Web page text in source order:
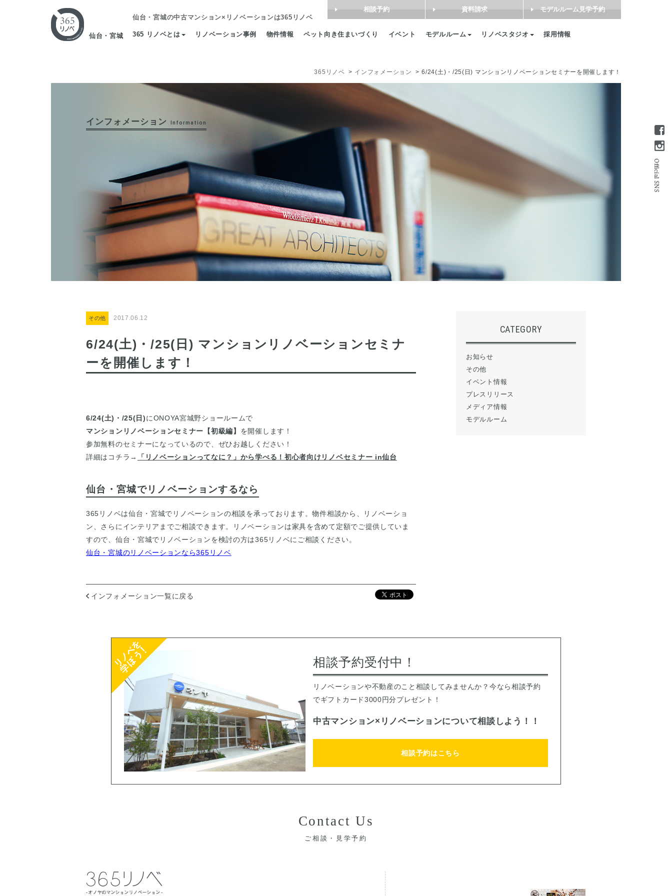
仙台・宮城
仙台・宮城の中古マンション×リノベーションは365リノベ
365 リノベとは リノベーション事例 物件情報 ペット向き住まいづくり イベント モデルルーム リノベスタジオ 採用情報
相談予約 資料請求 モデルルーム見学予約
365リノベ インフォメーション 6/24(土)・/25(日) マンションリノベーションセミナーを開催します！
インフォメーション Information
その他 2017.06.12
6/24(土)・/25(日) マンションリノベーションセミナ
ーを開催します！
6/24(土)・/25(日)にONOYA宮城野ショールームで
マンションリノベーションセミナー【初級編】 を開催します！
参加無料のセミナーになっているので、ぜひお越しください！
詳細はコチラ→
「リノベーションってなに？」から学べる！初心者向けリノベセミナー in仙台
仙台・宮城でリノベーションするなら
365リノベは仙台・宮城でリノベーションの相談を承っております。物件相談から、リノベーショ
ン、さらにインテリアまでご相談できます。リノベーションは家具を含めて定額でご提供していま
すので、仙台・宮城でリノベーションを検討の方は365リノベにご相談ください。
仙台・宮城のリノベーションなら365リノベ
インフォメーション一覧に戻る
CATEGORY
お知らせ
その他
イベント情報
プレスリリース
メディア情報
モデルルーム
相談予約受付中！
リノベーションや不動産のこと相談してみませんか？今なら相談予約
でギフトカード3000円分プレゼント！
中古マンション×リノベーションについて相談しよう！！
相談予約はこちら
Contact Us
ご相談・見学予約